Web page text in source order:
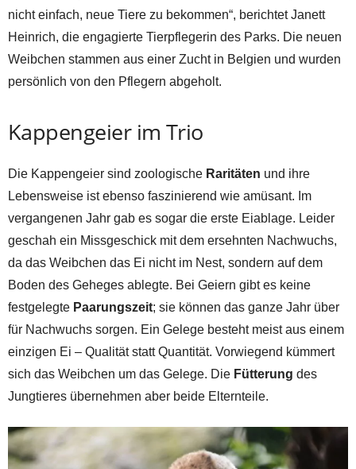
nicht einfach, neue Tiere zu bekommen“, berichtet Janett
Heinrich, die engagierte Tierpflegerin des Parks. Die neuen
Weibchen stammen aus einer Zucht in Belgien und wurden
persönlich von den Pflegern abgeholt.
Kappengeier im Trio
Die Kappengeier sind zoologische Raritäten und ihre
Lebensweise ist ebenso faszinierend wie amüsant. Im
vergangenen Jahr gab es sogar die erste Eiablage. Leider
geschah ein Missgeschick mit dem ersehnten Nachwuchs,
da das Weibchen das Ei nicht im Nest, sondern auf dem
Boden des Geheges ablegte. Bei Geiern gibt es keine
festgelegte Paarungszeit; sie können das ganze Jahr über
für Nachwuchs sorgen. Ein Gelege besteht meist aus einem
einzigen Ei – Qualität statt Quantität. Vorwiegend kümmert
sich das Weibchen um das Gelege. Die Fütterung des
Jungtieres übernehmen aber beide Elternteile.